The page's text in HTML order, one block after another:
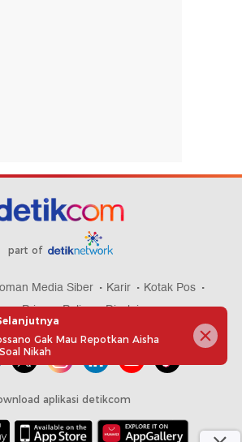
part of
Media Siber Karir
Kotak Pos
Privacy Policy Disclaimer
aplikasi detikcom
Gak Mau Repotkan Aisha
Nikah